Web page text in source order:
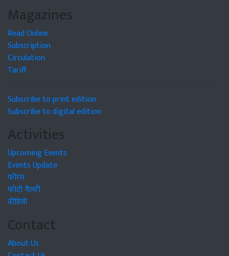
Magazines
Read Online
Subscription
Circulation
Tariff
Subscribe to print edition
Subscribe to digital edition
Activities
Upcoming Events
Events Update
फोरम
फोटो गैलरी
वीडियो
Contact
About Us